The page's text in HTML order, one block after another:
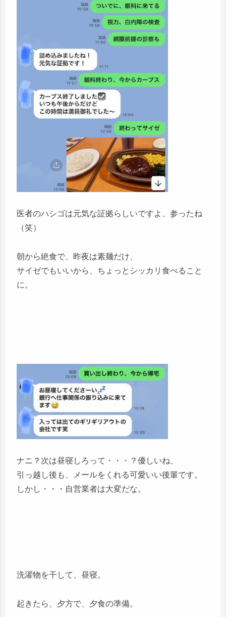
医者のハシゴは元気な証拠らしいですよ、参ったね
（笑）
朝から絶食で、昨夜は素麺だけ、
サイゼでもいいから、ちょっとシッカリ食べること
に。
ナニ？次は昼寝しろって・・・？優しいね、
引っ越し後も、メールをくれる可愛いい後輩です。
しかし・・・自営業者は大変だな。
洗濯物を干して、昼寝。
起きたら、夕方で、夕食の準備。